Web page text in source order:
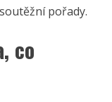
pořady.
co